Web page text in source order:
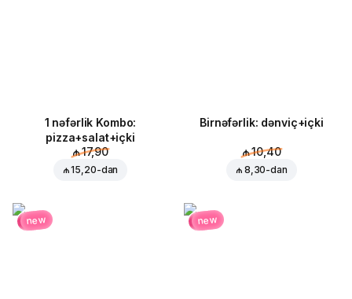
1 nəfərlik Kombo:
pizza+salat+içki
₼ 17,90
₼ 15,20-dan
Birnəfərlik: dənviç+içki
₼ 10,40
₼ 8,30-dan
new new